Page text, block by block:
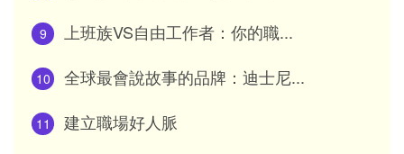
9 上班族VS自由工作者：你的職...
10 全球最會說故事的品牌：迪士尼...
11 建立職場好人脈